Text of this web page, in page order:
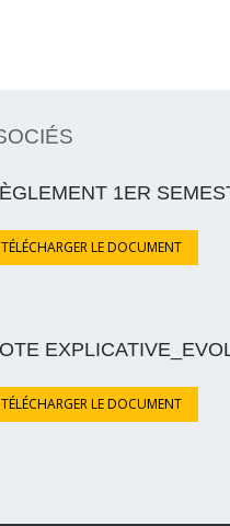
1ER
TÉLÉCHARGER LE DOCUMENT
TÉLÉCHARGER LE DOCUMENT